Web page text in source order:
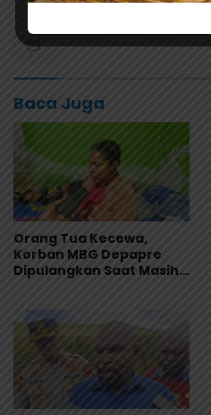
Baca Juga
Orang Tua Kecewa,
Korban MBG Depapre
Dipulangkan Saat Masih